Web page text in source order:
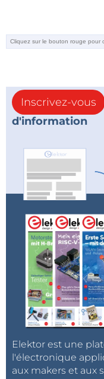
Inscrivez-vous
d'information
Elektor est une
l'électronique
aux makers et aux